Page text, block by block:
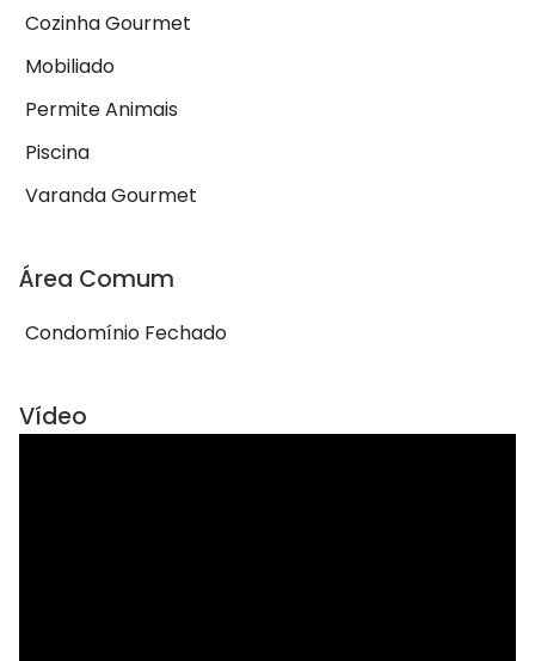
Cozinha Gourmet
Mobiliado
Permite Animais
Piscina
Varanda Gourmet
Área Comum
Condomínio Fechado
Vídeo